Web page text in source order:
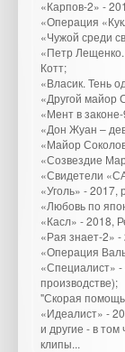
«Карпов-2» -
«Операция
«Чужой среди
«Петр
Котт;
«Власик. Тень
«Другой майор
«Мент в
«Дон Жуан –
«Майор
«Созвездие
«Свидетели
«Уголь» - 2017,
«Любовь по
«Касл» - 2018,
«Рая знает-2»
«Операция
«Специалист»
производстве);
"Скорая
«Идеалист» -
и другие - в том
клипы...